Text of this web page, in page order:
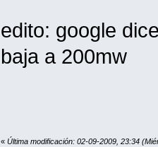
edito: google
baja a 200mw
« Última modificación: 02-09-2009, 23:34